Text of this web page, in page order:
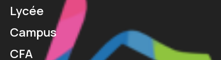
Lycée
Campus
CFA